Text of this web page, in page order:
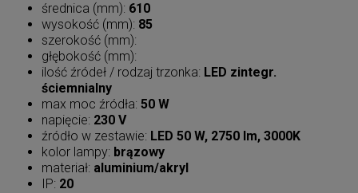
średnica (mm): 610
wysokość (mm): 85
szerokość (mm):
głębokość (mm):
ilość źródeł / rodzaj trzonka: LED zintegr.
ściemnialny
max moc źródła: 50 W
napięcie: 230 V
źródło w zestawie: LED 50 W, 2750 lm, 3000K
kolor lampy: brązowy
materiał: aluminium/akryl
IP: 20